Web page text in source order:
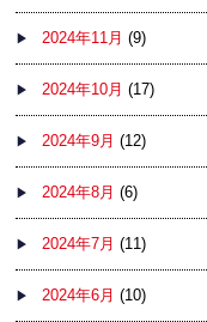
2024年11月 (9)
2024年10月 (17)
2024年9月 (12)
2024年8月 (6)
2024年7月 (11)
2024年6月 (10)